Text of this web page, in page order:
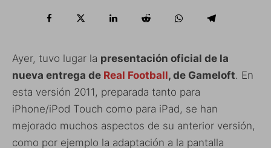
Ayer, tuvo lugar la presentación oficial de la
nueva entrega de Real Football, de Gameloft. En
esta versión 2011, preparada tanto para
iPhone/iPod Touch como para iPad, se han
mejorado muchos aspectos de su anterior versión,
como por ejemplo la adaptación a la pantalla